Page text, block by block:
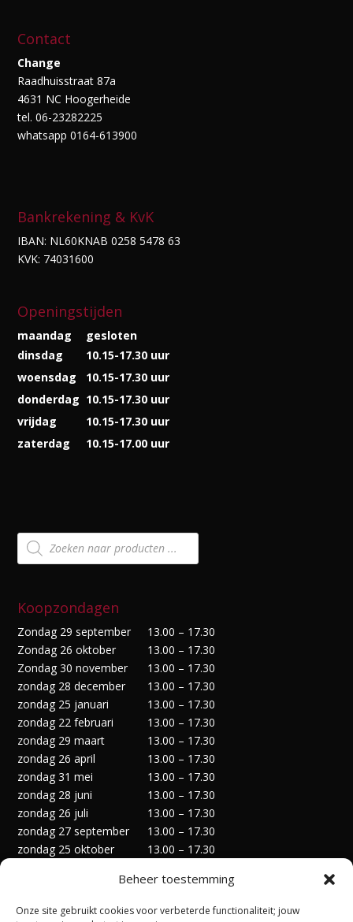
Beheer toestemming
Onze site gebruikt cookies voor verbeterde functionaliteit; jouw
Contact
Change
Raadhuisstraat 87a
4631 NC Hoogerheide
tel. 06-23282225
whatsapp 0164-613900
Bankrekening & KvK
IBAN: NL60KNAB 0258 5478 63
KVK: 74031600
Openingstijden
maandag
gesloten
dinsdag
10.15-17.30 uur
woensdag
10.15-17.30 uur
donderdag 10.15-17.30 uur
vrijdag
10.15-17.30 uur
zaterdag
10.15-17.00 uur
Producten
zoeken
Koopzondagen
Zondag 29 september
13.00 – 17.30
Zondag 26 oktober
13.00 – 17.30
Zondag 30 november
13.00 – 17.30
zondag 28 december
13.00 – 17.30
zondag 25 januari
13.00 – 17.30
zondag 22 februari
13.00 – 17.30
zondag 29 maart
13.00 – 17.30
zondag 26 april
13.00 – 17.30
zondag 31 mei
13.00 – 17.30
zondag 28 juni
13.00 – 17.30
zondag 26 juli
13.00 – 17.30
zondag 27 september
13.00 – 17.30
zondag 25 oktober
13.00 – 17.30
zondag 27 december
13.00 – 17.30